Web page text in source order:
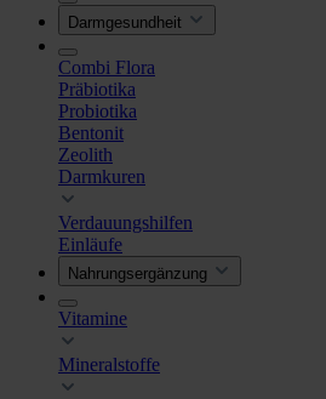
Darmgesundheit
Combi Flora
Präbiotika
Probiotika
Bentonit
Zeolith
Darmkuren
Verdauungshilfen
Einläufe
Nahrungsergänzung
Vitamine
Mineralstoffe